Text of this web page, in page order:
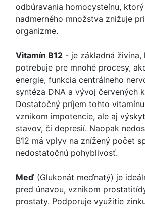
odbúravania homocysteínu,
nadmerného množstva znižuje
organizme.
Vitamín B12 - je základná živina,
potrebuje pre mnohé procesy,
energie, funkcia centrálneho
syntéza DNA a vývoj červených
Dostatočný príjem tohto
vznikom impotencie, ale aj
stavov, či depresií. Naopak
B12 má vplyv na znížený počet
nedostatočnú pohyblivosť.
Meď (Glukonát meďnatý) je
pred únavou, vznikom
prostaty. Podporuje využitie